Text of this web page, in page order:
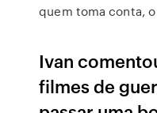
quem toma conta,
Ivan
filmes de